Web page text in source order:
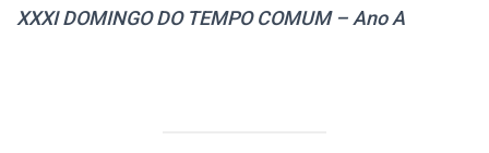
XXXI DOMINGO DO TEMPO COMUM – Ano A